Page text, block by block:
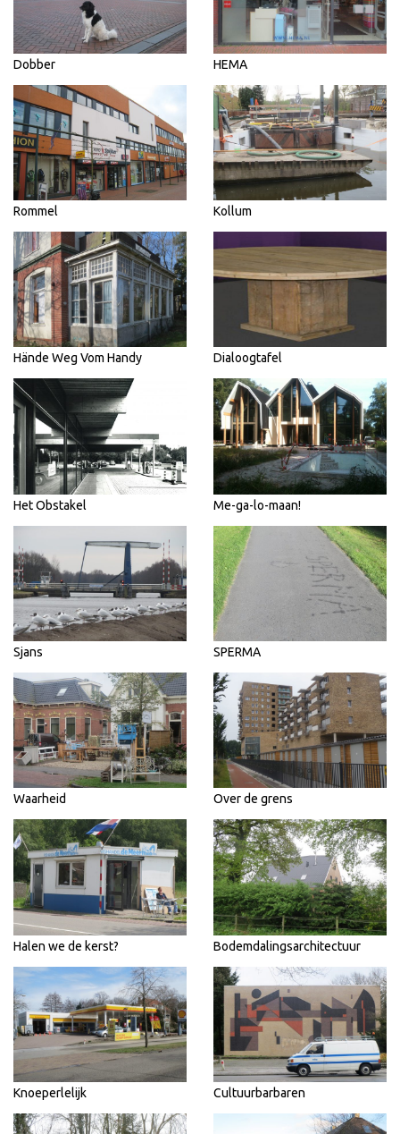
Dobber HEMA
Rommel Kollum
Hände Weg Vom Handy Dialoogtafel
Het Obstakel Me-ga-lo-maan!
Sjans SPERMA
Waarheid Over de grens
Halen we de kerst? Bodemdalingsarchitectuur
Knoeperlelijk Cultuurbarbaren